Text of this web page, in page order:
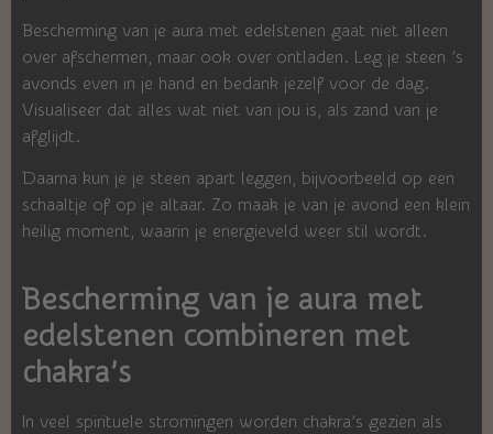
Bescherming van je aura met edelstenen gaat niet alleen
over afschermen, maar ook over ontladen. Leg je steen ’s
avonds even in je hand en bedank jezelf voor de dag.
Visualiseer dat alles wat niet van jou is, als zand van je
afglijdt.
Daarna kun je je steen apart leggen, bijvoorbeeld op een
schaaltje of op je altaar. Zo maak je van je avond een klein
heilig moment, waarin je energieveld weer stil wordt.
Bescherming van je aura met
edelstenen combineren met
chakra’s
In veel spirituele stromingen worden chakra’s gezien als